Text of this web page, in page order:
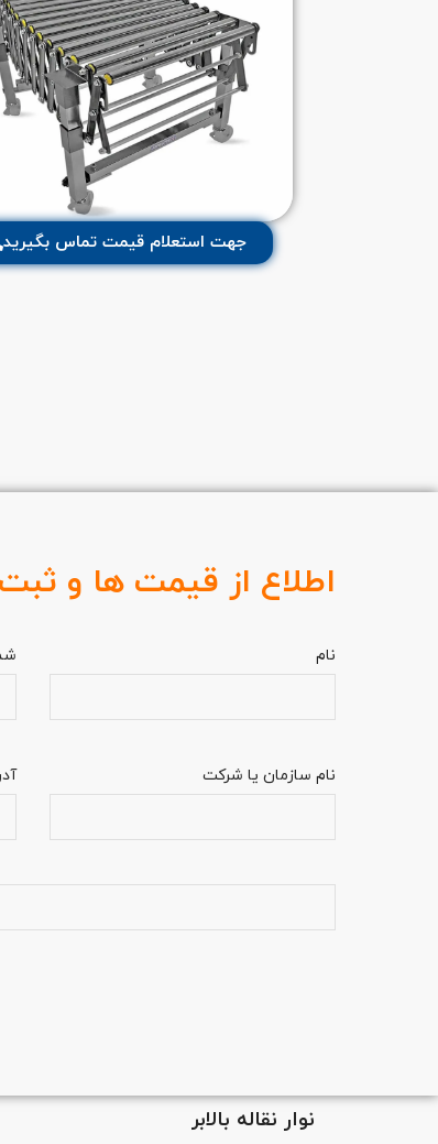
جهت استعلام قیمت تماس بگیرید
اطلاع از قیمت ها و
نام
نام سازمان یا شرکت
نوار نقاله بالابر